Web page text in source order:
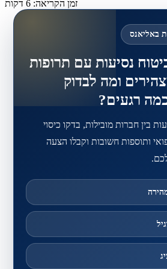
זמן הקריאה: 6 דקות
באליאנס
נסיעות עם תרופות
ומה לבדוק
רגעים?
בין חברות מובילות, בדקו כיסוי
ותוספות חשובות וקבלו הצעה